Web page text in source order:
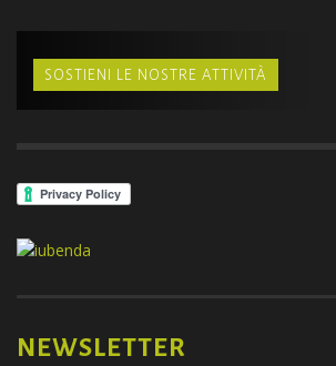
SOSTIENI LE NOSTRE ATTIVITÀ
NEWSLETTER